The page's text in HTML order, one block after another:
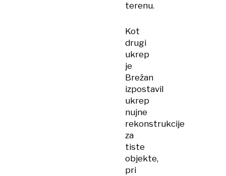
terenu.
Kot
drugi
ukrep
je
Brežan
izpostavil
ukrep
nujne
rekonstrukcije
za
tiste
objekte,
pri